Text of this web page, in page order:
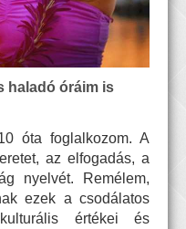
haladó óráim is
óta foglalkozom. A
az elfogadás, a
nyelvét. Remélem,
ezek a csodálatos
értékei és